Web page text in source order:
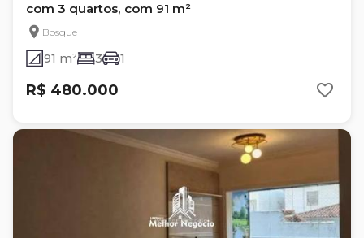
com 3 quartos, com 91 m²
Bosque
91 m² 3 1
R$ 480.000